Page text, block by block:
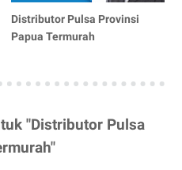
Distributor Pulsa Provinsi
Papua Termurah
"Distributor Pulsa